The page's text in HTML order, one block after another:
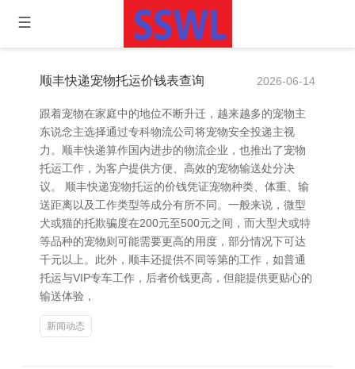
顺丰快递宠物托运价钱表查询 2026-06-14
跟着宠物在家庭中的地位不断升迁，越来越多的宠物主
东说念主选择通过专科物流公司将宠物安全投递主视
力。顺丰快递算作国内进步的物流企业，也推出了宠物
托运工作，为客户提供方便、高效的宠物输送处分决
议。 顺丰快递宠物托运的价钱凭证宠物种类、体重、输
送距离以及工作类型等成分有所不同。一般来说，微型
犬或猫的托欺骗度在200元至500元之间，而大型犬或特
等品种的宠物则可能需要更高的用度，部分情况下可达
千元以上。此外，顺丰还提供不同等第的工作，如普通
托运与VIP专车工作，后者价钱更高，但能提供更贴心的
输送体验，
新闻动态